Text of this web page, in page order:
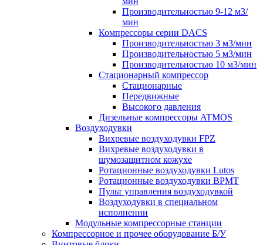
Производительностью 9-12 м3/
мин
Компрессоры серии DACS
Производительностью 3 м3/мин
Производительностью 5 м3/мин
Производительностью 10 м3/мин
Стационарный компрессор
Стационарные
Передвижные
Высокого давления
Дизельные компрессоры ATMOS
Воздуходувки
Вихревые воздуходувки FPZ
Вихревые воздуходувки в
шумозащитном кожухе
Ротационные воздуходувки Lutos
Ротационные воздуходувки ВРМТ
Пульт управления воздуходувкой
Воздуходувки в специальном
исполнении
Модульные компрессорные станции
Компрессорное и прочее оборудование Б/У